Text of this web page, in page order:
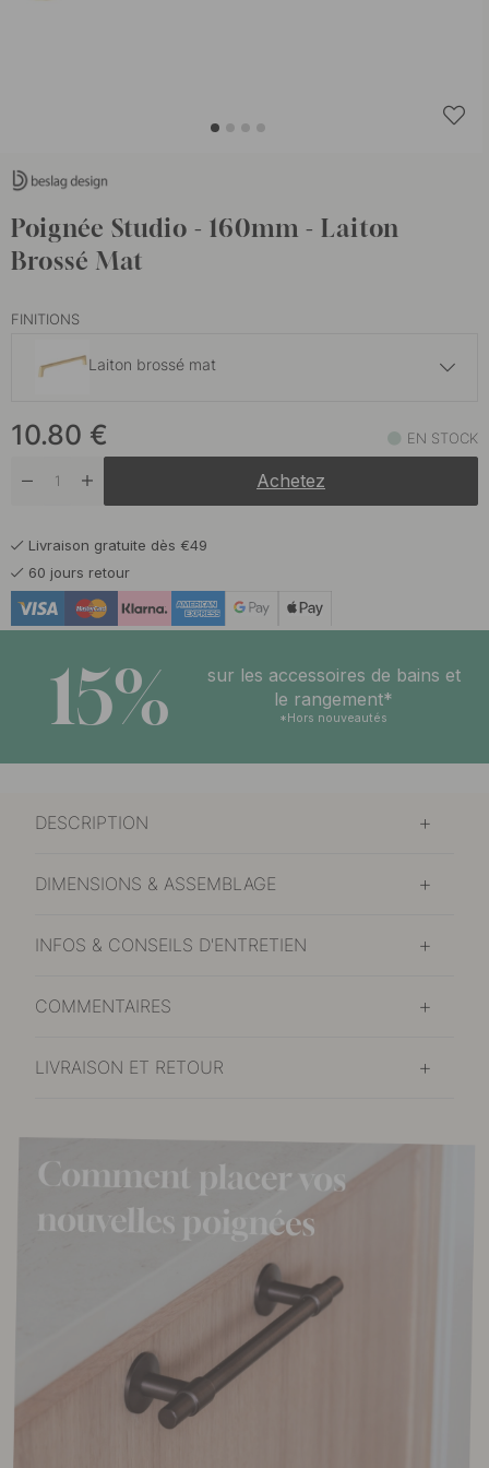
Poignée Studio - 160mm - Laiton
Brossé Mat
FINITIONS
Laiton brossé mat
Finition en acier inoxydable En stock
En stock
10.80 € EN STOCK
Achetez
Livraison gratuite dès €49
60 jours retour
15%
sur les accessoires de bains et
le rangement*
*Hors nouveautés
DESCRIPTION
DIMENSIONS & ASSEMBLAGE
INFOS & CONSEILS D'ENTRETIEN
COMMENTAIRES
LIVRAISON ET RETOUR